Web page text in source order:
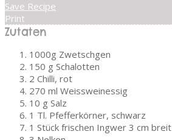
Save Recipe
Print
Zutaten
1000g Zwetschgen
150 g Schalotten
2 Chilli, rot
270 ml Weissweinessig
10 g Salz
1 Tl. Pfefferkörner, schwarz
1 Stück frischen Ingwer 3 cm breit